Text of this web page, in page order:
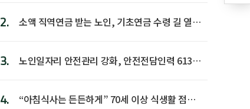
2.
소액 직역연금 받는 노인, 기초연금 수령 길 열린
3.
노인일자리 안전관리 강화, 안전전담인력 613명
4.
“아침식사는 든든하게” 70세 이상 식생활 점수